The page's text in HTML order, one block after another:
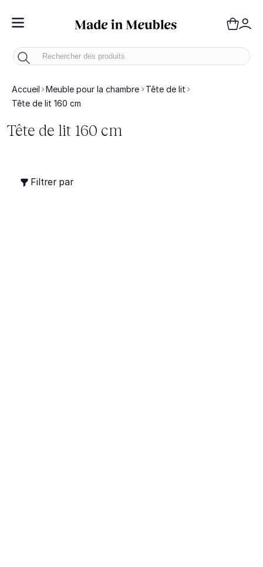
Toggle Nav
Accueil Meuble pour la chambre
Tête de lit
Tête de lit 160 cm
Tête de lit 160 cm
Filtrer par